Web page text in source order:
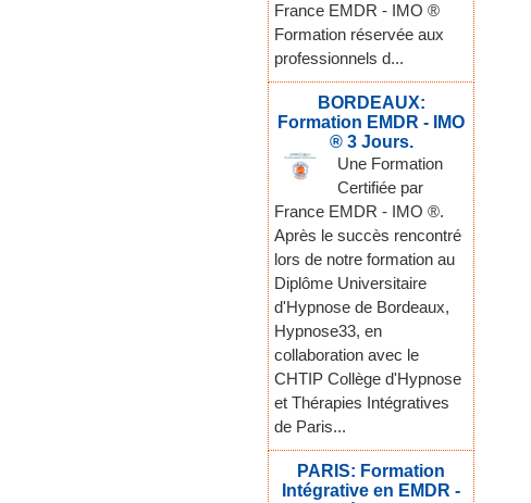
France EMDR - IMO ®
Formation réservée aux
professionnels d...
BORDEAUX:
Formation EMDR - IMO
® 3 Jours.
Une Formation
Certifiée par
France EMDR - IMO ®.
Après le succès rencontré
lors de notre formation au
Diplôme Universitaire
d'Hypnose de Bordeaux,
Hypnose33, en
collaboration avec le
CHTIP Collège d'Hypnose
et Thérapies Intégratives
de Paris...
PARIS: Formation
Intégrative en EMDR -